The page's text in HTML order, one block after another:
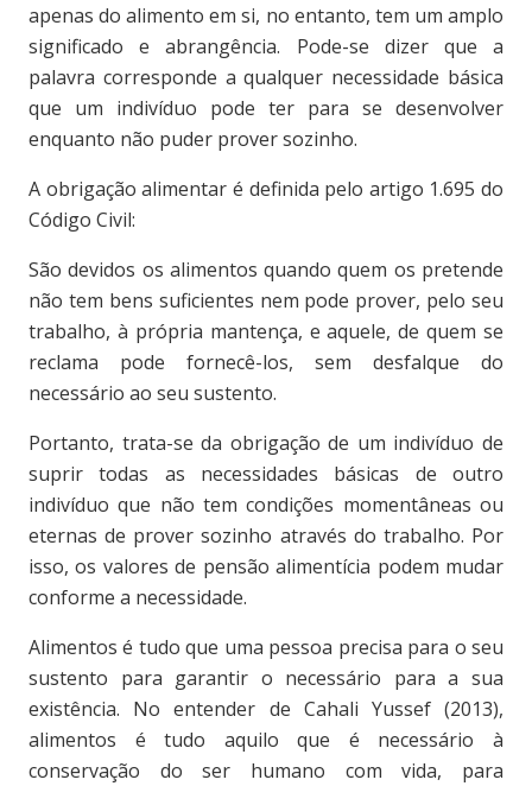
apenas do alimento em si, no entanto, tem um amplo
significado e abrangência. Pode-se dizer que a
palavra corresponde a qualquer necessidade básica
que um indivíduo pode ter para se desenvolver
enquanto não puder prover sozinho.
A obrigação alimentar é definida pelo artigo 1.695 do
Código Civil:
São devidos os alimentos quando quem os pretende
não tem bens suficientes nem pode prover, pelo seu
trabalho, à própria mantença, e aquele, de quem se
reclama pode fornecê-los, sem desfalque do
necessário ao seu sustento.
Portanto, trata-se da obrigação de um indivíduo de
suprir todas as necessidades básicas de outro
indivíduo que não tem condições momentâneas ou
eternas de prover sozinho através do trabalho. Por
isso, os valores de pensão alimentícia podem mudar
conforme a necessidade.
Alimentos é tudo que uma pessoa precisa para o seu
sustento para garantir o necessário para a sua
existência. No entender de Cahali Yussef (2013),
alimentos é tudo aquilo que é necessário à
conservação do ser humano com vida, para